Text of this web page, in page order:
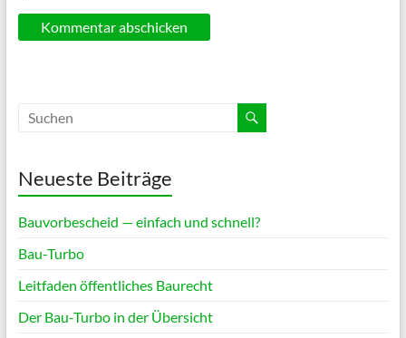
Neueste Beiträge
Bauvorbescheid — einfach und schnell?
Bau-Turbo
Leitfaden öffentliches Baurecht
Der Bau-Turbo in der Übersicht